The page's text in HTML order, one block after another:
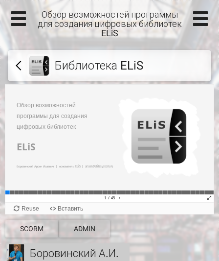
Обзор возможностей программы
для создания цифровых библиотек
ELiS
Библиотека ELiS
SCORM ADMIN
Боровинский А.И.